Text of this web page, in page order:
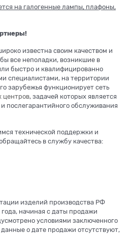
на галогенные лампы, плафоны,
известна своим качеством и
все неполадки, возникшие в
быстро и квалифицированно
специалистами, на территории
зарубежья функционирует сеть
центров, задачей которых является
послегарантийного обслуживания
технической поддержки и
в службу качества:
изделий производства РФ
начиная с даты продажи
условиями заключенного
данные о дате продажи отсутствуют,